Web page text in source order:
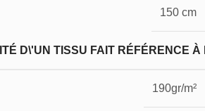
150 cm
D\'UN TISSU FAIT RÉFÉRENCE
190gr/m²